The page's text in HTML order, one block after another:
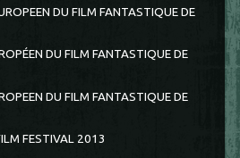
DU FILM FANTASTIQUE DE
DU FILM FANTASTIQUE DE
DU FILM FANTASTIQUE DE
FESTIVAL 2013